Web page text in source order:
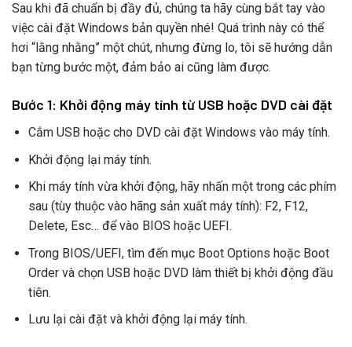
Sau khi đã chuẩn bị đầy đủ, chúng ta hãy cùng bắt tay vào
việc cài đặt Windows bản quyền nhé! Quá trình này có thể
hơi “lằng nhằng” một chút, nhưng đừng lo, tôi sẽ hướng dẫn
bạn từng bước một, đảm bảo ai cũng làm được.
Bước 1: Khởi động máy tính từ USB hoặc DVD cài đặt
Cắm USB hoặc cho DVD cài đặt Windows vào máy tính.
Khởi động lại máy tính.
Khi máy tính vừa khởi động, hãy nhấn một trong các phím
sau (tùy thuộc vào hãng sản xuất máy tính): F2, F12,
Delete, Esc… để vào BIOS hoặc UEFI.
Trong BIOS/UEFI, tìm đến mục Boot Options hoặc Boot
Order và chọn USB hoặc DVD làm thiết bị khởi động đầu
tiên.
Lưu lại cài đặt và khởi động lại máy tính.